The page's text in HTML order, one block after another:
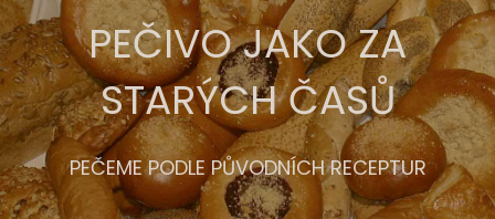
DEKLARAČNÍ
LISTY
PEČIVO JAKO ZA
STARÝCH ČASŮ
PEČEME PODLE PŮVODNÍCH RECEPTUR